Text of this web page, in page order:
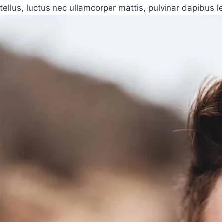
tellus, luctus nec ullamcorper mattis, pulvinar dapibus